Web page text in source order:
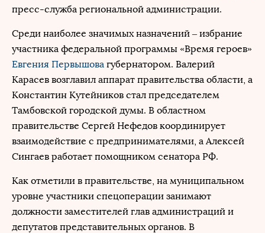
пресс-служба региональной администрации.
Среди наиболее значимых назначений – избрание
участника федеральной программы «Время героев»
Евгения Первышова губернатором. Валерий
Карасев возглавил аппарат правительства области, а
Константин Кутейников стал председателем
Тамбовской городской думы. В областном
правительстве Сергей Нефедов координирует
взаимодействие с предпринимателями, а Алексей
Сингаев работает помощником сенатора РФ.
Как отметили в правительстве, на муниципальном
уровне участники спецоперации занимают
должности заместителей глав администраций и
депутатов представительных органов. В